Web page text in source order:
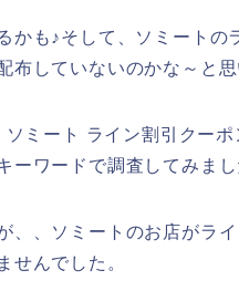
かも♪そして、ソミートの
していないのかな～と思
ミート ライン割引クーポ
ワードで調査してみまし
、、ソミートのお店がラ
せんでした。